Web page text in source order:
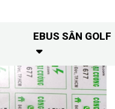
EBUS SÂN GOLF